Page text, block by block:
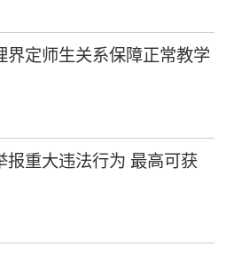
界定师生关系保障正常教学
报重大违法行为 最高可获